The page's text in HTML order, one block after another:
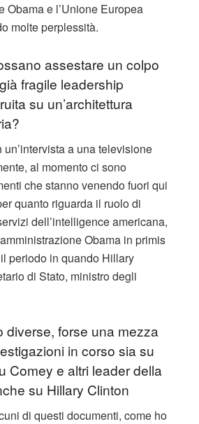
Obama e l’Unione Europea
molte perplessità.
assestare un colpo
fragile leadership
su un’architettura
a una televisione
al momento ci sono
che stanno venendo fuori qui
quanto riguarda il ruolo di
dell’intelligence americana,
Obama in primis
periodo in quando Hillary
di Stato, ministro degli
diverse, forse una mezza
in corso sia su
Comey e altri leader della
su Hillary Clinton
di questi documenti, come ho